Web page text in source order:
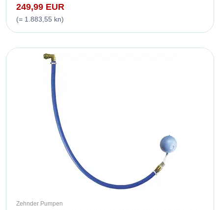
249,99 EUR
(= 1.883,55 kn)
Zehnder Pumpen